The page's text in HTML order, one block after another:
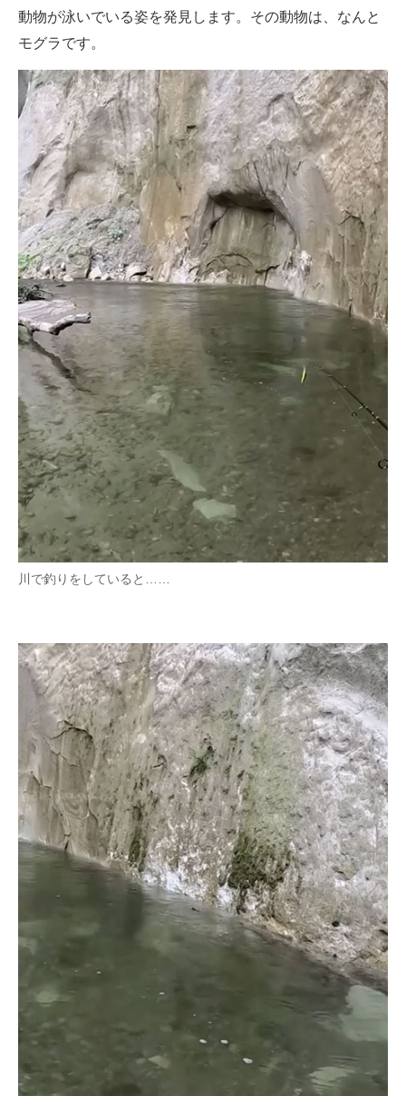
モノづくり技術者専門サイト
電子設計の基本と応用
エネルギーの専門メディア
建設×テクノロジーの最前線
ちょっと気になるネットの話題
動物が泳いでいる姿を発見します。その動物は、なんと
モグラです。
川で釣りをしていると……